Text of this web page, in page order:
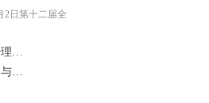
策
规范
2日第十二届全
理…
与…